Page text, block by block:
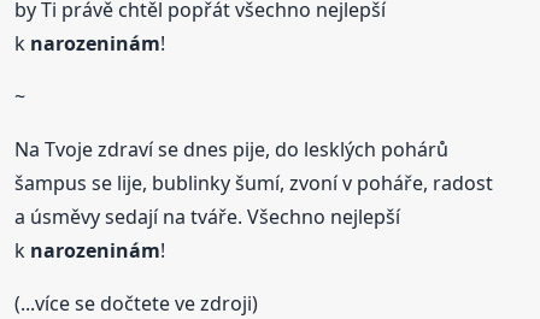
by Ti právě chtěl popřát všechno nejlepší
k narozeninám!
~
Na Tvoje zdraví se dnes pije, do lesklých pohárů
šampus se lije, bublinky šumí, zvoní v poháře, radost
a úsměvy sedají na tváře. Všechno nejlepší
k narozeninám!
(...více se dočtete ve zdroji)